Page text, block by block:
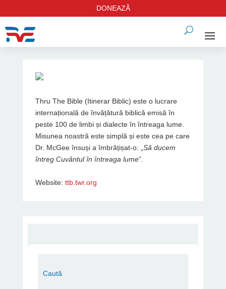
DONEAZĂ
Thru The Bible (Itinerar Biblic) este o lucrare
internațională de învățătură biblică emisă în
peste 100 de limbi și dialecte în întreaga lume.
Misunea noastră este simplă și este cea pe care
Dr. McGee însuși a îmbrățișat-o: „ Să ducem
întreg Cuvântul în întreaga lume”.
Website: ttb.twr.org